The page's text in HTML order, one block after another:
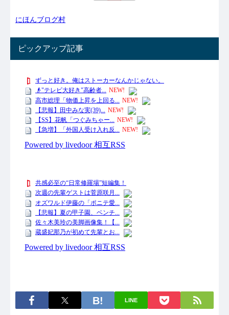
にほんブログ村
ピックアップ記事
LINE